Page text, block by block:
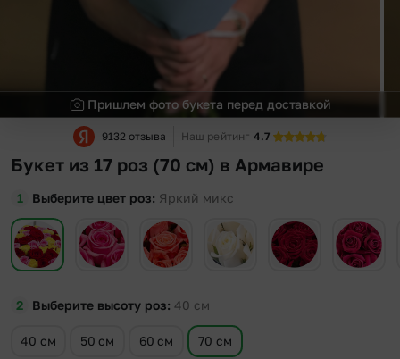
Пришлем фото букета перед доставкой
9132 отзыва Наш рейтинг 4.7
Букет из 17 роз (70 см) в Армавире
Выберите цвет роз Яркий микс
Выберите высоту роз 40 см
40 см 50 см 60 см 70 см